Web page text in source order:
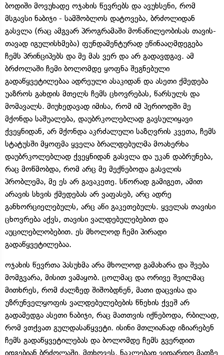
ბოდიში მოვუხადე ოჯახის წევრებს და ავუხსენი, რომ
მსგავსი ნაბიჯი - სამშობლოს დატოვება, ბრძოლიდან
გასვლა (რაც ამგვარ პროგრამაში მონაწილეობისას თავის-
თავად იგულისხმება) ფუნდამენტურად ეწინააღმდეგება
ჩემს პრინციპებს და მე მას ვერ და არ გადავდგავ. ამ
ბრძოლაში ჩემი ბოლომდე ყოფნა შეგნებული
გადაწყვეტილებაა ადრეული ასაკიდან და ასეთი ქმედება
უაზროს გახდის მთელს ჩემს ცხოვრებას, წარსულს და
მომავალს. მიუხედავად იმისა, რომ იმ პერიოდში მე
მქონდა საშუალება, დაუბრკოლებლად გავსულიყავი
ქვეყნიდან, არ მქონდა აკრძალული საზღვრის კვეთა, ჩემს
სტატუსში მყოფმა ყველა ბრალდებულმა მოახერხა
დაუბრკოლებლად ქვეყნიდან გასვლა და უკან დაბრუნება,
რაც მოწმობდა, რომ არც მე მექნებოდა გასვლის
პრობლემა, მე ეს არ გავაკეთე. სწორად გამიგეთ, ამით
არავის სხვის ქმედებას არ ვაფასებ, არც ადრე
განხორციელებულს, არც აწი გაკეთებულს. ყველას თავისი
ცხოვრება აქვს, თავისი ვალდებულებებით და
აუცილებლობებით. ეს მხოლოდ ჩემი პირადი
გადაწყვეტილებაა.
ოჯახის წევრთა პასუხმა არა მხოლოდ გამახარა და შვება
მომგვარა, მისით ვამაყობ. ცოლმაც და ორივე შვილმაც
მითხრეს, რომ ძალზედ შიშობდნენ, მათი დაცვისა და
უზრუნველყოფის ვალდებულებების წნეხის ქვეშ არ
გადამედგა ასეთი ნაბიჯი, რაც მათთვის იქნებოდა, რბილად,
რომ ვთქვათ გულდასაწყვეტი. ისინი მთლიანად იზიარებენ
ჩემს გადაწყვეტილებას და ბოლომდე ჩემს გვერდით
იდგებიან ბრძოლაში. მთხოვეს, ნაკლებად ვიდარდო მათზე